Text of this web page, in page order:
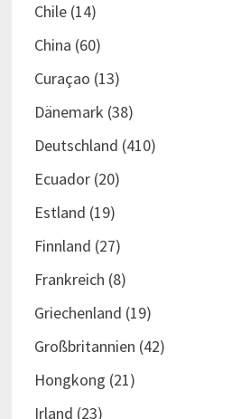
Chile(14)
China (60)
Curaçao (13)
Dänemark (38)
Deutschland (410)
Ecuador(20)
Estland (19)
Finnland (27)
Frankreich (8)
Griechenland (19)
Großbritannien (42)
Hongkong (21)
Irland (23)